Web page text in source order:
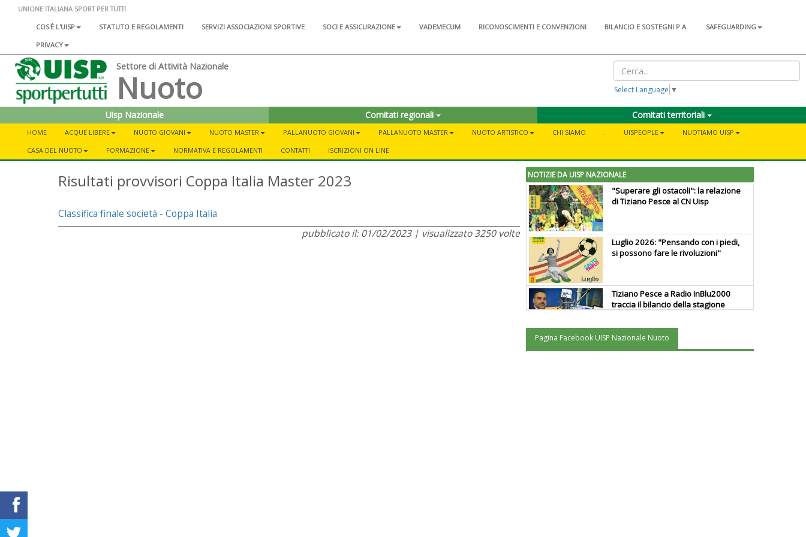
UNIONE ITALIANA SPORT PER TUTTI
COS'È L'UISP
STATUTO E REGOLAMENTI SERVIZI ASSOCIAZIONI SPORTIVE SOCI E ASSICURAZIONE VADEMECUM RICONOSCIMENTI E CONVENZIONI BILANCIO E SOSTEGNI P.A.
SAFEGUARDING
PRIVACY
Settore di Attività Nazionale
Nuoto Select Language ▼
Uisp Nazionale Comitati regionali Comitati territoriali
HOME ACQUE LIBERE NUOTO GIOVANI NUOTO MASTER PALLANUOTO GIOVANI PALLANUOTO MASTER NUOTO ARTISTICO CHI SIAMO UISPEOPLE
NUOTIAMO UISP
CASA DEL NUOTO
FORMAZIONE NORMATIVA E REGOLAMENTI CONTATTI ISCRIZIONI ON LINE
Risultati provvisori Coppa Italia Master 2023
Classifica finale società - Coppa Italia
pubblicato il: 01/02/2023 | visualizzato 3250 volte
NOTIZIE DA UISP NAZIONALE
"Superare gli ostacoli": la relazione
di Tiziano Pesce al CN Uisp
Luglio 2026: "Pensando con i piedi,
si possono fare le rivoluzioni"
Tiziano Pesce a Radio InBlu2000
traccia il bilancio della stagione
Pagina Facebook UISP Nazionale Nuoto